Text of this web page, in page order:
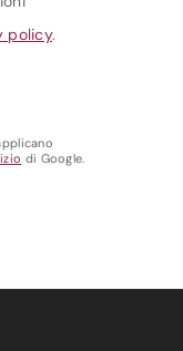
policy.
di Google.